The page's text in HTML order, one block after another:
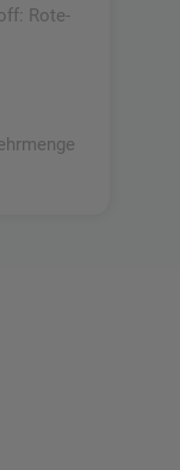
Rote-